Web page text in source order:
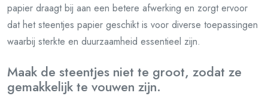
papier draagt bij aan een betere afwerking en zorgt ervoor
dat het steentjes papier geschikt is voor diverse toepassingen
waarbij sterkte en duurzaamheid essentieel zijn.
Maak de steentjes niet te groot, zodat ze
gemakkelijk te vouwen zijn.